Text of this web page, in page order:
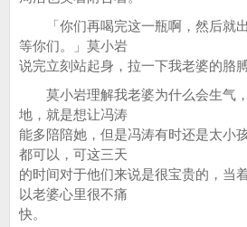
「你们再喝完这一瓶啊，然后就
等你们。」莫小岩
说完立刻站起身，拉一下我老婆的胳
莫小岩理解我老婆为什么会生气
地，就是想让冯涛
能多陪陪她，但是冯涛有时还是太小
都可以，可这三天
的时间对于他们来说是很宝贵的，当
以老婆心里很不痛
快。